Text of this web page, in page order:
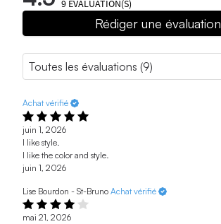
9 ÉVALUATION(S)
Rédiger une évaluation
Achat vérifié
juin 1, 2026
I like style.
I like the color and style.
juin 1, 2026
Lise Bourdon - St-Bruno Achat vérifié
mai 21, 2026